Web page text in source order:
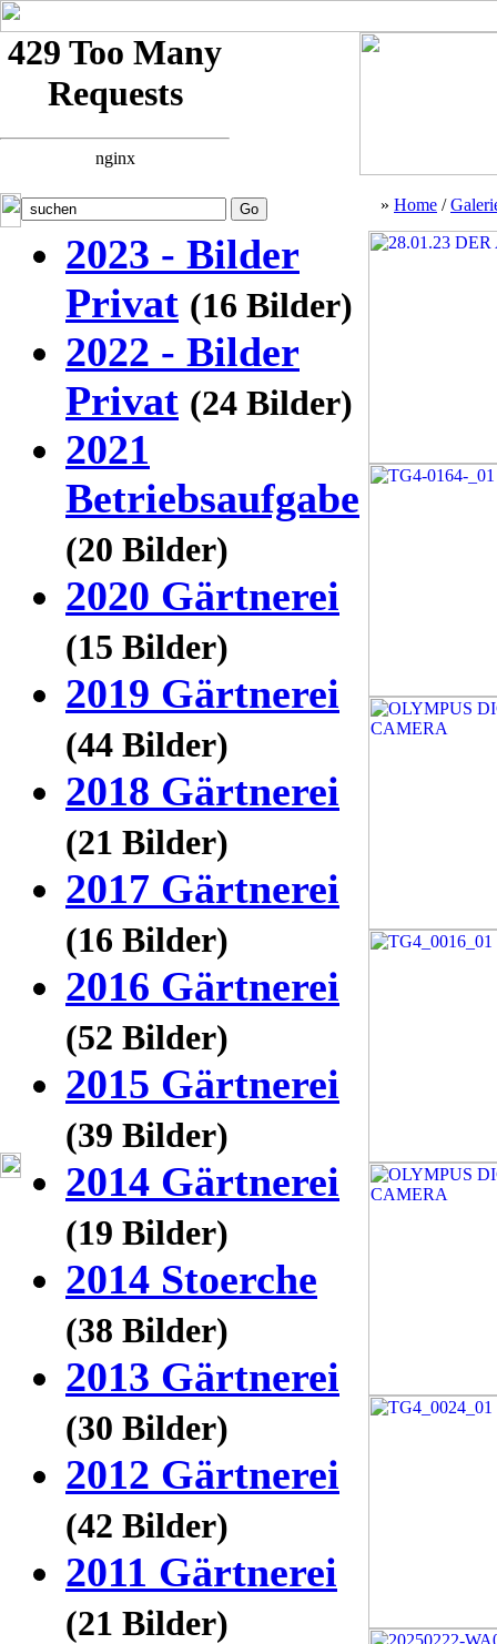
» Home /
2023 - Bilder
Privat (16 Bilder)
2022 - Bilder
Privat (24 Bilder)
2021
Betriebsaufgabe
(20 Bilder)
2020 Gärtnerei
(15 Bilder)
2019 Gärtnerei
(44 Bilder)
2018 Gärtnerei
(21 Bilder)
2017 Gärtnerei
(16 Bilder)
2016 Gärtnerei
(52 Bilder)
2015 Gärtnerei
(39 Bilder)
2014 Gärtnerei
(19 Bilder)
2014 Stoerche
(38 Bilder)
2013 Gärtnerei
(30 Bilder)
2012 Gärtnerei
(42 Bilder)
2011 Gärtnerei
(21 Bilder)